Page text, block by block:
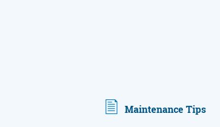
Maintenance Tips